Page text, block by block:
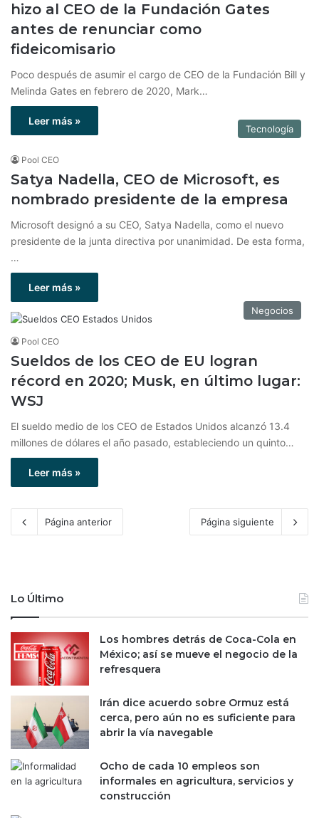
hizo al CEO de la Fundación Gates
antes de renunciar como
fideicomisario
Poco después de asumir el cargo de CEO de la Fundación Bill y
Melinda Gates en febrero de 2020, Mark…
Leer más »
Tecnología
Pool CEO
Satya Nadella, CEO de Microsoft, es
nombrado presidente de la empresa
Microsoft designó a su CEO, Satya Nadella, como el nuevo
presidente de la junta directiva por unanimidad. De esta forma,
…
Leer más »
Negocios
Pool CEO
Sueldos de los CEO de EU logran
récord en 2020; Musk, en último lugar:
WSJ
El sueldo medio de los CEO de Estados Unidos alcanzó 13.4
millones de dólares el año pasado, estableciendo un quinto…
Leer más »
Página anterior Página siguiente
Lo Último
Los hombres detrás de Coca-Cola en
México; así se mueve el negocio de la
refresquera
Irán dice acuerdo sobre Ormuz está
cerca, pero aún no es suficiente para
abrir la vía navegable
Ocho de cada 10 empleos son
informales en agricultura, servicios y
construcción